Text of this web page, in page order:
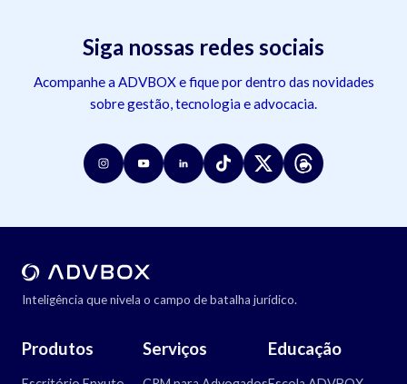
Siga nossas redes sociais
Acompanhe a ADVBOX e fique por dentro das novidades
sobre gestão, tecnologia e advocacia.
Inteligência que nivela o campo de batalha jurídico.
Produtos Serviços Educação